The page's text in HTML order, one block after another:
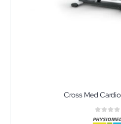
Cross Med
0%